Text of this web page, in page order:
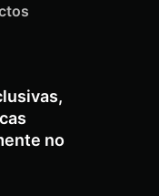
no